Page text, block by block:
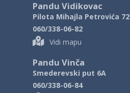
Pandu Vidikovac
Pilota Mihajla Petrovića 72
060/338-06-82
Vidi mapu
Pandu Vinča
Smederevski put 6A
060/338-06-84